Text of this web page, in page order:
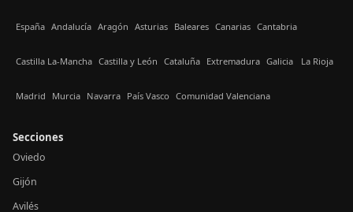
España Andalucía Aragón Asturias Baleares Canarias Cantabria
Castilla La-Mancha Castilla y León Cataluña Extremadura Galicia La Rioja
Madrid Murcia Navarra País Vasco Comunidad Valenciana
Secciones
Oviedo
Gijón
Avilés